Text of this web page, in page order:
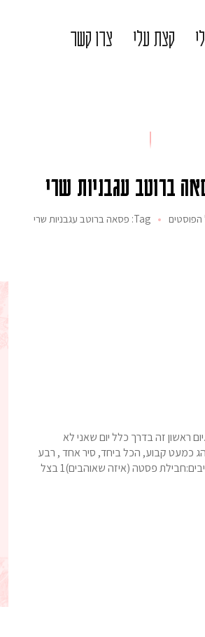
קצת עלי צרו קשר
הפוסטים Tag: פסאה ברוטב עגבניות שרי
ראשון זה בדרך כלל יום שאני לא
קבוע, הכל ביחד, סיר אחד , רבע
שעה ויש לכם תוספת חמה וטעימה.אני די מרוצה מההסדר וככה כולם מרוצים. המרכיבים:חבילת פסטה (איזה שאוהבים)1 בצל